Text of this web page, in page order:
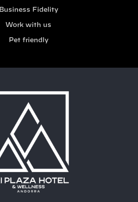
Business Fidelity
Work with us
Pet friendly